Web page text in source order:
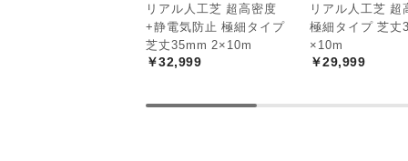
リアル人工芝 超高密度
+静電気防止 極細タイプ
芝丈35mm 2×10m
￥32,999
リアル人工芝 超
極細タイプ 芝丈
×10m
￥29,999